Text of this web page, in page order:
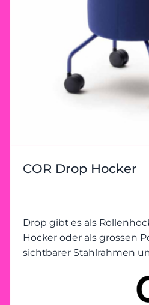
COR Drop Hocker
Drop gibt es als
Hocker oder als grossen
sichtbarer Stahlrahmen
Metallgestell ist
und gegen Mehrpreis